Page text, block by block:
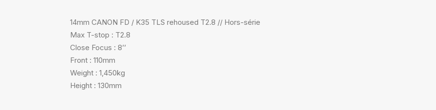
14mm CANON FD / K35 TLS rehoused T2.8 // Hors-série
Max T-stop : T2.8
Close Focus : 8’’
Front : 110mm
Weight : 1,450kg
Height : 130mm